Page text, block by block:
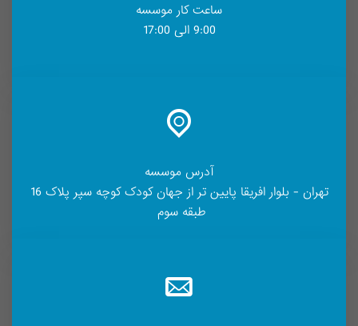
ساعت کار موسسه
9:00 الی 17:00
آدرس موسسه
تهران - بلوار افریقا پایین تر از جهان کودک کوچه سپر پلاک 16
طبقه سوم